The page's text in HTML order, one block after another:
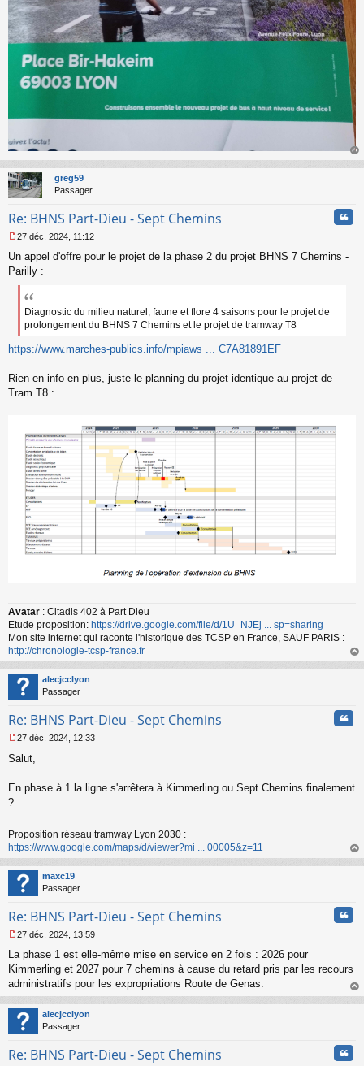
au
greg59
Passager
Re: BHNS Part-Dieu - Sept Chemins
e
s
n
u
27 déc. 2024, 11:12
Un appel d'offre pour le projet de la phase 2 du projet BHNS 7 Chemins -
Parilly :
Diagnostic du milieu naturel, faune et flore 4 saisons pour le projet de
prolongement du BHNS 7 Chemins et le projet de tramway T8
https://www.marches-publics.info/mpiaws ... C7A81891EF
Rien en info en plus, juste le planning du projet identique au projet de
Tram T8 :
Avatar : Citadis 402 à Part Dieu
Etude proposition: https://drive.google.com/file/d/1U_NJEj ... sp=sharing
Mon site internet qui raconte l'historique des TCSP en France, SAUF PARIS :
http://chronologie-tcsp-france.fr
au
alecjcclyon
Passager
Re: BHNS Part-Dieu - Sept Chemins
e
n
o
n
l
u
27 déc. 2024, 12:33
Salut,
En phase à 1 la ligne s'arrêtera à Kimmerling ou Sept Chemins finalement
?
Proposition réseau tramway Lyon 2030 :
https://www.google.com/maps/d/viewer?mi ... 00005&z=11
au
maxc19
Passager
Re: BHNS Part-Dieu - Sept Chemins
e
s
s
g
e
n
n
27 déc. 2024, 13:59
La phase 1 est elle-même mise en service en 2 fois : 2026 pour
Kimmerling et 2027 pour 7 chemins à cause du retard pris par les recours
administratifs pour les expropriations Route de Genas.
au
alecjcclyon
Passager
Re: BHNS Part-Dieu - Sept Chemins